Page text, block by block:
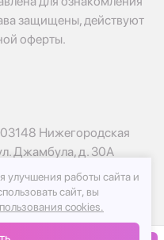
защищены, действуют
оферты.
Нижегородская
Джамбула, д. 30А
улучшения работы сайта и
сайт, вы
cookies.